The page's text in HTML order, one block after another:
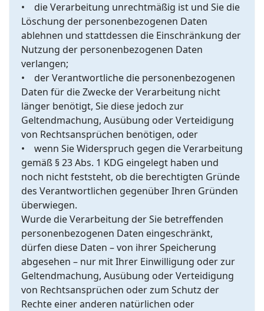
• die Verarbeitung unrechtmäßig ist und Sie die
Löschung der personenbezogenen Daten
ablehnen und stattdessen die Einschränkung der
Nutzung der personenbezogenen Daten
verlangen;
• der Verantwortliche die personenbezogenen
Daten für die Zwecke der Verarbeitung nicht
länger benötigt, Sie diese jedoch zur
Geltendmachung, Ausübung oder Verteidigung
von Rechtsansprüchen benötigen, oder
• wenn Sie Widerspruch gegen die Verarbeitung
gemäß § 23 Abs. 1 KDG eingelegt haben und
noch nicht feststeht, ob die berechtigten Gründe
des Verantwortlichen gegenüber Ihren Gründen
überwiegen.
Wurde die Verarbeitung der Sie betreffenden
personenbezogenen Daten eingeschränkt,
dürfen diese Daten – von ihrer Speicherung
abgesehen – nur mit Ihrer Einwilligung oder zur
Geltendmachung, Ausübung oder Verteidigung
von Rechtsansprüchen oder zum Schutz der
Rechte einer anderen natürlichen oder